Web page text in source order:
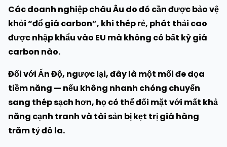
Các doanh nghiệp châu Âu do đó cần được bảo vệ
khỏi “đổ giá carbon”, khi thép rẻ, phát thải cao
được nhập khẩu vào EU mà không có bất kỳ giá
carbon nào.
Đối với Ấn Độ, ngược lại, đây là một mối đe dọa
tiềm năng — nếu không nhanh chóng chuyển
sang thép sạch hơn, họ có thể đối mặt với mất khả
năng cạnh tranh và tài sản bị kẹt trị giá hàng
trăm tỷ đô la.